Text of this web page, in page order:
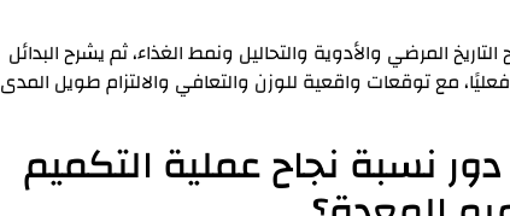
المرضي والأدوية والتحاليل ونمط الغذاء، ثم يشرح البدائل
مع توقعات واقعية للوزن والتعافي والالتزام طويل المدى
نسبة نجاح عملية التكميم